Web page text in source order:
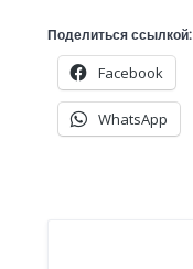
Поделиться ссылкой:
Facebook
WhatsApp